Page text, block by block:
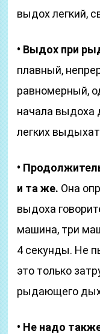
выдох легкий,
• Выдох при
плавный,
равномерный,
начала выдоха
легких
•
и та же. Она
выдоха
машина, три
4 секунды. Не
это только
рыдающего
• Не надо